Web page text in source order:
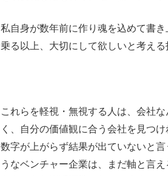
私自身が数年前に作り魂を込めて書
乗る以上、大切にして欲しいと考え
これらを軽視・無視する人は、会社
く、自分の価値観に合う会社を見つ
数字が上がらず結果が出ていないと
うなベンチャー企業は、まだ軸と言